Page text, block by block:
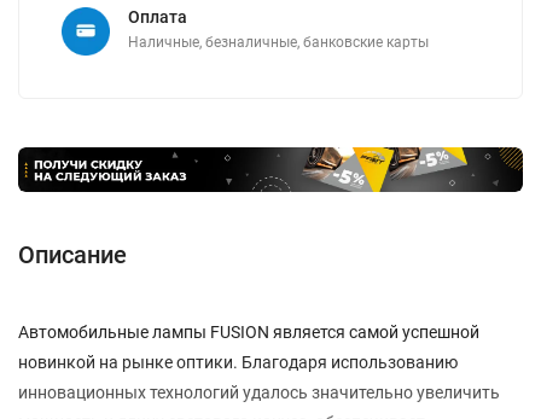
Оплата
Наличные, безналичные, банковские карты
Описание
Автомобильные лампы FUSION является самой успешной
новинкой на рынке оптики. Благодаря использованию
инновационных технологий удалось значительно увеличить